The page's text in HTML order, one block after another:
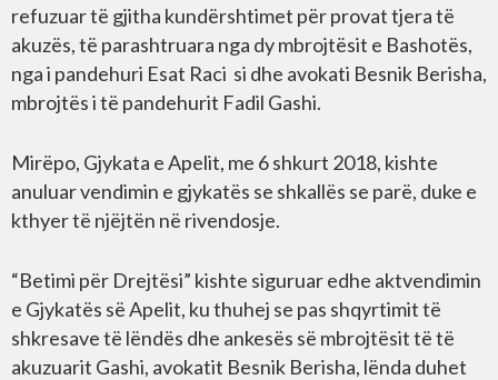
refuzuar të gjitha kundërshtimet për provat tjera të
akuzës, të parashtruara nga dy mbrojtësit e Bashotës,
nga i pandehuri Esat Raci si dhe avokati Besnik Berisha,
mbrojtës i të pandehurit Fadil Gashi.
Mirëpo, Gjykata e Apelit, me 6 shkurt 2018, kishte
anuluar vendimin e gjykatës se shkallës se parë, duke e
kthyer të njëjtën në rivendosje.
“Betimi për Drejtësi” kishte siguruar edhe aktvendimin
e Gjykatës së Apelit, ku thuhej se pas shqyrtimit të
shkresave të lëndës dhe ankesës së mbrojtësit të të
akuzuarit Gashi, avokatit Besnik Berisha, lënda duhet